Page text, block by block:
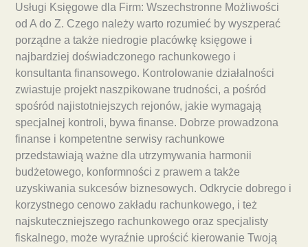
Usługi Księgowe dla Firm: Wszechstronne Możliwości
od A do Z. Czego należy warto rozumieć by wyszperać
porządne a także niedrogie placówkę księgowe i
najbardziej doświadczonego rachunkowego i
konsultanta finansowego. Kontrolowanie działalności
zwiastuje projekt naszpikowane trudności, a pośród
spośród najistotniejszych rejonów, jakie wymagają
specjalnej kontroli, bywa finanse. Dobrze prowadzona
finanse i kompetentne serwisy rachunkowe
przedstawiają ważne dla utrzymywania harmonii
budżetowego, konformności z prawem a także
uzyskiwania sukcesów biznesowych. Odkrycie dobrego i
korzystnego cenowo zakładu rachunkowego, i też
najskuteczniejszego rachunkowego oraz specjalisty
fiskalnego, może wyraźnie uprościć kierowanie Twoją